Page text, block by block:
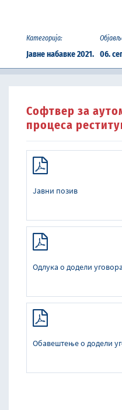
Категорија:
Јавне набавке 2021. 06.
Софтвер за
процеса
Јавни позив
Одлука о додели уговора
Обавештење о додели